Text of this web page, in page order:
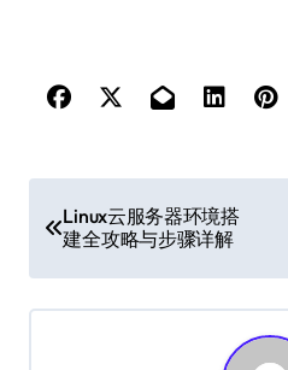
章
导
航
Linux云服务器环境搭
建全攻略与步骤详解